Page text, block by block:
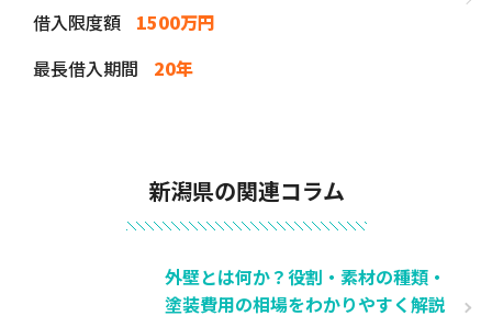
借入限度額
1500万円
最長借入期間
20年
新潟県の関連コラム
外壁とは何か？役割・素材の種類・
塗装費用の相場をわかりやすく解説